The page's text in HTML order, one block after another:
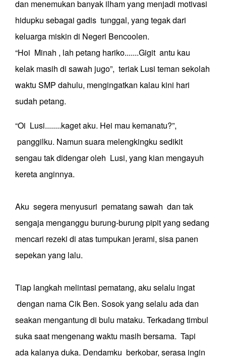
dan menemukan banyak ilham yang menjadi motivasi
hidupku sebagai gadis tunggal, yang tegak dari
keluarga miskin di Negeri Bencoolen.
“Hoi Minah , lah petang hariko.......Gigit antu kau
kelak masih di sawah jugo”, teriak Lusi teman sekolah
waktu SMP dahulu, mengingatkan kalau kini hari
sudah petang.
“Oi Lusi........kaget aku. Hei mau kemanatu?”,
panggilku. Namun suara melengkingku sedikit
sengau tak didengar oleh Lusi, yang kian mengayuh
kereta anginnya.
Aku segera menyusuri pematang sawah dan tak
sengaja menganggu burung-burung pipit yang sedang
mencari rezeki di atas tumpukan jerami, sisa panen
sepekan yang lalu.
Tiap langkah melintasi pematang, aku selalu ingat
dengan nama Cik Ben. Sosok yang selalu ada dan
seakan mengantung di bulu mataku. Terkadang timbul
suka saat mengenang waktu masih bersama. Tapi
ada kalanya duka. Dendamku berkobar, serasa ingin